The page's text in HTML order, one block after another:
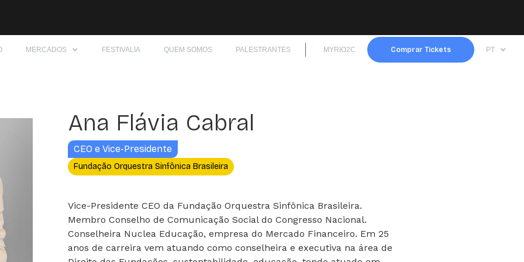
MERCADOS FESTIVALIA QUEM SOMOS PALESTRANTES MYRIO2C Comprar Tickets PT
Ana Flávia Cabral
CEO e Vice-Presidente
Fundação Orquestra Sinfônica Brasileira
Vice-Presidente CEO da Fundação Orquestra Sinfônica Brasileira.
Membro Conselho de Comunicação Social do Congresso Nacional.
Conselheira Nuclea Educação, empresa do Mercado Financeiro. Em 25
anos de carreira vem atuando como conselheira e executiva na área de